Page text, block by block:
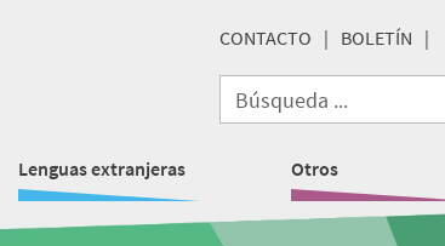
CONTACTO BOLETÍN
Lenguas extranjeras Otros